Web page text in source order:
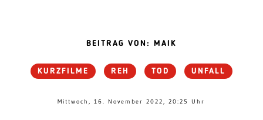
BEITRAG VON: MAIK
KURZFILME REH TOD UNFALL
Mittwoch, 16. November 2022, 20:25 Uhr